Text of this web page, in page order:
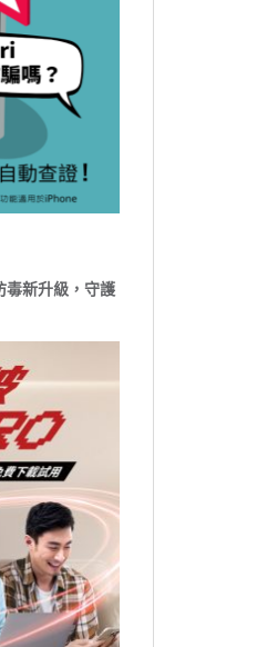
新升級，守護